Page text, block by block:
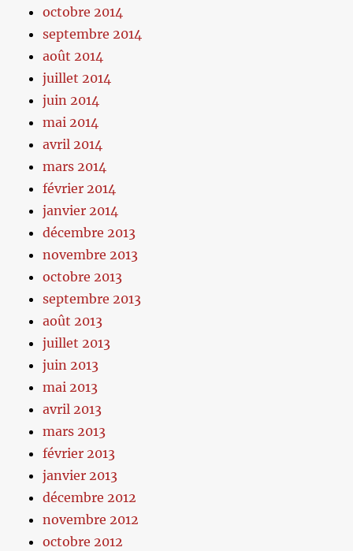
octobre 2014
septembre 2014
août 2014
juillet 2014
juin 2014
mai 2014
avril 2014
mars 2014
février 2014
janvier 2014
décembre 2013
novembre 2013
octobre 2013
septembre 2013
août 2013
juillet 2013
juin 2013
mai 2013
avril 2013
mars 2013
février 2013
janvier 2013
décembre 2012
novembre 2012
octobre 2012